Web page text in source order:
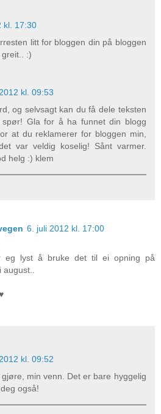
kl. 17:30
litt for bloggen din på bloggen
:)
kl. 09:53
og selvsagt kan du få dele teksten
Gla for å ha funnet din blogg
at du reklamerer for bloggen min,
var veldig koselig! Sånt varmer.
helg :) klem
6. juli 2012 kl. 17:00
eg lyst å bruke det til ei opning på
kl. 09:52
min venn. Det er bare hyggelig
også!